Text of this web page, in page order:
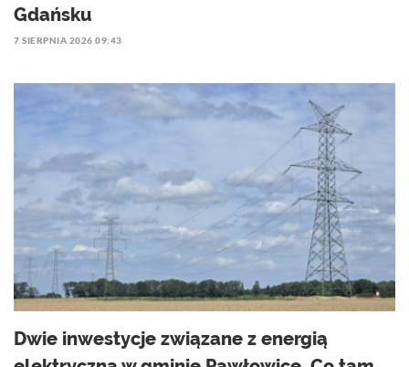
Gdańsku
7 SIERPNIA 2026 09:43
Dwie inwestycje związane z energią